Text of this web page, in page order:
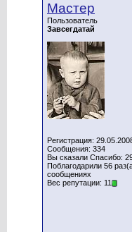
Мастер
Пользователь
Завсегдатай
Регистрация:
Сообщения: 334
Вы сказали Спасибо:
Поблагодарили 56
сообщениях
Вес репутации: 11